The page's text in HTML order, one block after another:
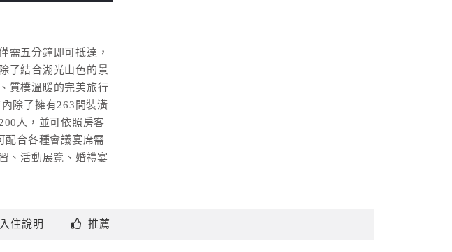
需五分鐘即可抵達，
了結合湖光山色的景
質樸溫暖的完美旅行
除了擁有263間裝潢
人，並可依照房客
配合各種會議宴席需
、活動展覽、婚禮宴
入住說明 推薦